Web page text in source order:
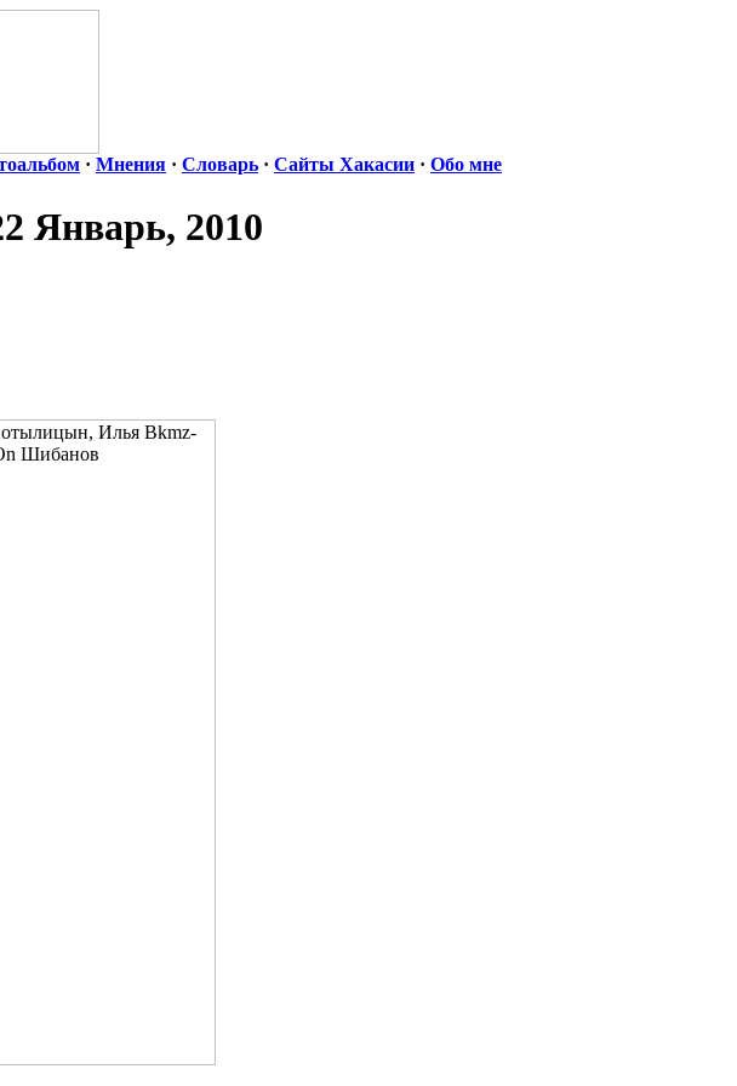
· Мнения · Словарь · Сайты Хакасии · Обо мне
Январь, 2010